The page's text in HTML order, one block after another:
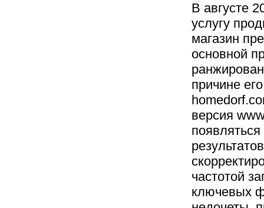
В августе
услугу
магазин
основной
причине
версия
частотой
ключевых